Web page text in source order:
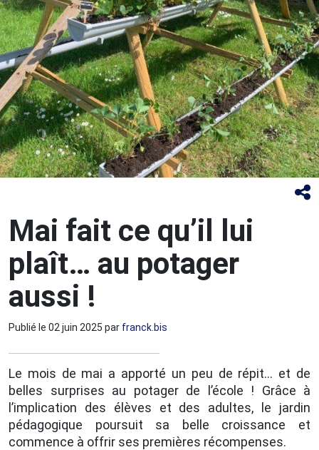
Mai fait ce qu’il lui
plaît… au potager
aussi !
Publié le 02 juin 2025 par franck.bis
Le mois de mai a apporté un peu de répit… et de
belles surprises au potager de l’école ! Grâce à
l’implication des élèves et des adultes, le jardin
pédagogique poursuit sa belle croissance et
commence à offrir ses premières récompenses.